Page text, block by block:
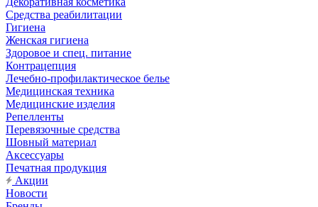
Средства реабилитации
Гигиена
Женская гигиена
Здоровое и спец. питание
Контрацепция
Лечебно-профилактическое белье
Медицинская техника
Медицинские изделия
Репелленты
Перевязочные средства
Шовный материал
Аксессуары
Печатная продукция
Акции
Новости